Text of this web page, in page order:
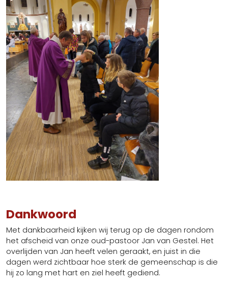
Dankwoord
Met dankbaarheid kijken wij terug op de dagen rondom
het afscheid van onze oud-pastoor Jan van Gestel. Het
overlijden van Jan heeft velen geraakt, en juist in die
dagen werd zichtbaar hoe sterk de gemeenschap is die
hij zo lang met hart en ziel heeft gediend.